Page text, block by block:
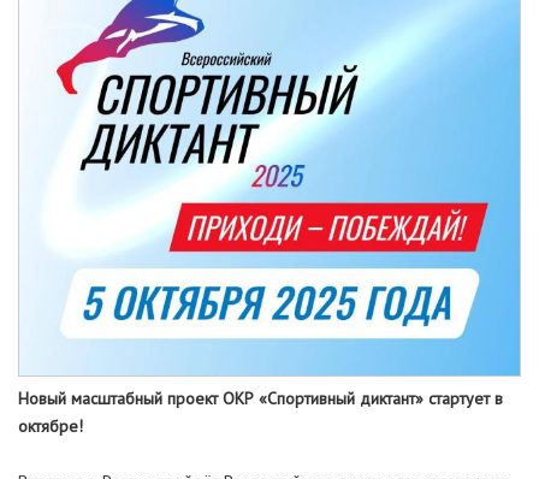
Новый масштабный проект ОКР «Спортивный диктант» стартует в
октябре!